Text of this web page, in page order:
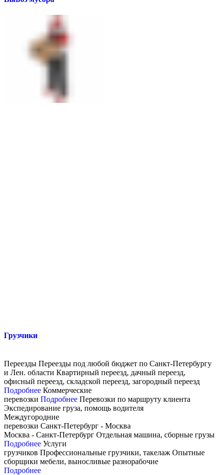
Грузчики
Переезды Переезды под любой бюджет по Санкт­-Петербургу
и Лен. области Квартирный переезд, дачный переезд,
офисный переезд, складской переезд, загородный переезд
Подробнее Коммерческие
перевозки Подробнее Перевозки по маршруту клиента
Экспедирование груза, помощь водителя
Междугородние
перевозки Санкт-Петербург - Москва
Москва - Санкт-Петербург Отдельная машина, сборные грузы
Подробнее Услуги
грузчиков Профессиональные грузчики, такелаж Опытные
сборщики мебели, выносливые разнорабочие
Подробнее